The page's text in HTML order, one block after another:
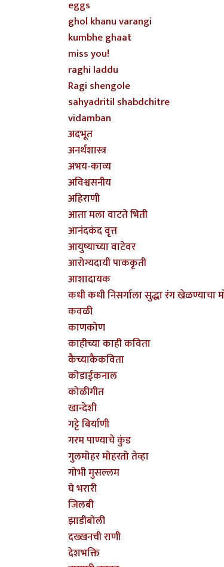
eggs
ghol khanu varangi
kumbhe ghaat
miss you!
raghi laddu
Ragi shengole
sahyadritil shabdchitre
vidamban
अदभूत
अनर्थशास्त्र
अभय-काव्य
अविश्वसनीय
अहिराणी
आता मला वाटते भिती
आनंदकंद वृत्त
आयुष्याच्या वाटेवर
आरोग्यदायी पाककृती
आशादायक
कधी कधी निसर्गाला सुद्धा रंग खेळण्याचा
कवळी
काणकोण
काहीच्या काही कविता
कैच्याकैकविता
कोडाईकनाल
कोळीगीत
खान्देशी
गट्टे बिर्याणी
गरम पाण्याचे कुंड
गुलमोहर मोहरतो तेव्हा
गोभी मुसल्लम
घे भरारी
जिलबी
झाडीबोली
दख्खनची राणी
देशभक्ति